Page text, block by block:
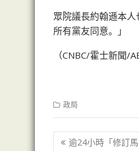
眾院議長約翰遜本
所有黨友同意。」
（CNBC/霍士新聞/
政局
文 逾24小時「修訂